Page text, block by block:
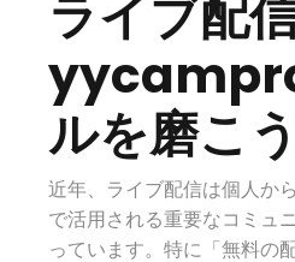
ライブ配
ルを磨こう
近年、ライブ配信は個人か
で活用される重要なコミュ
っています。特に「無料の